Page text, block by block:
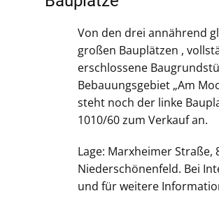
Von den drei annährend
großen Bauplätzen ,
erschlossene
Bebauungsgebiet „Am
steht noch der linke
1010/60 zum Verkauf an.
Lage: Marxheimer Straße,
Niederschönenfeld. Bei
und für weitere